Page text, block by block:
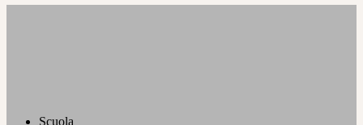
Scuola